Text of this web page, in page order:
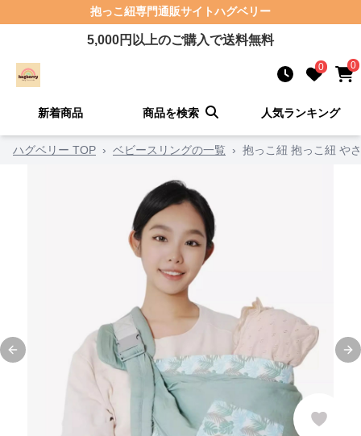
抱っこ紐専門通販サイトハグベリー
5,000円以上のご購入で送料無料
0 0
新着商品 商品を検索 人気ランキング
ハグベリー TOP › ベビースリングの一覧 › 抱っこ紐 抱っこ紐 や
Previous slide